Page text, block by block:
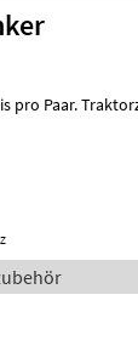
Zugstreben für